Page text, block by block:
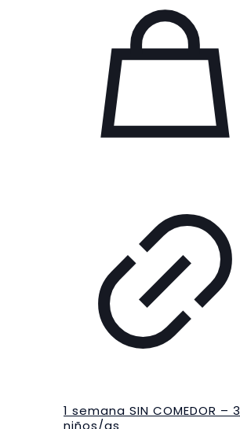
1 semana SIN COMEDOR – 3
niños/as